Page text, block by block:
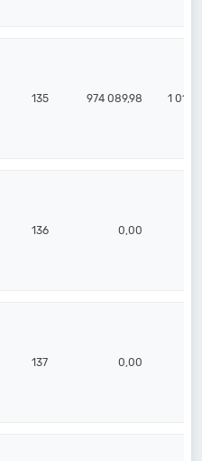
135 974 089,98 1 016
136 0,00
137 0,00